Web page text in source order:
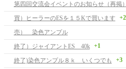
第四回交流会イベントのお知らせ（再掲
買）ヒーラーのESを１５Kで買います
+2
売） 染色アンプル
終了）ジャイアントES 40k
+1
終了)染色アンプル８ｋ いくつでも +3